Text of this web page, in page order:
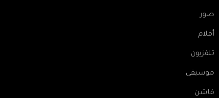
صور
أفلام
تلفزيون
موسيقى
فاشن